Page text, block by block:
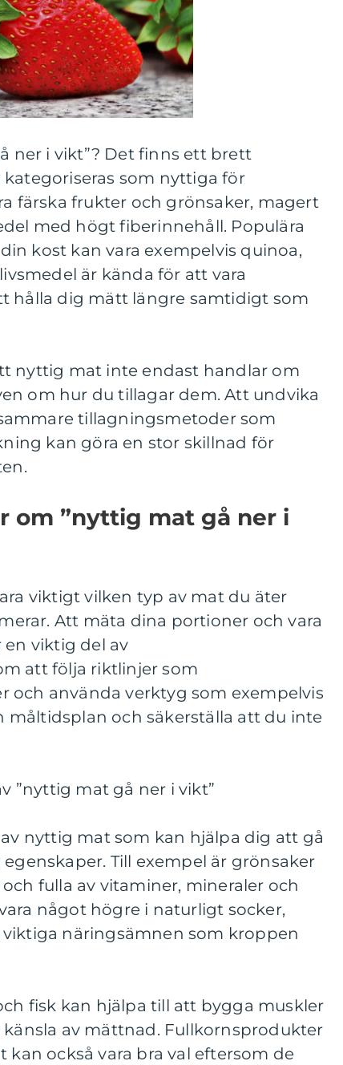
ner i vikt”? Det finns ett brett
som nyttiga för
färska frukter och grönsaker, magert
med högt fiberinnehåll. Populära
kost kan vara exempelvis quinoa,
är kända för att vara
hålla dig mätt längre samtidigt som
nyttig mat inte endast handlar om
om hur du tillagar dem. Att undvika
tillagningsmetoder som
kan göra en stor skillnad för
om ”nyttig mat gå ner i
viktigt vilken typ av mat du äter
Att mäta dina portioner och vara
viktig del av
att följa riktlinjer som
och använda verktyg som exempelvis
måltidsplan och säkerställa att du inte
”nyttig mat gå ner i vikt”
nyttig mat som kan hjälpa dig att gå
Till exempel är grönsaker
fulla av vitaminer, mineraler och
något högre i naturligt socker,
näringsämnen som kroppen
fisk kan hjälpa till att bygga muskler
av mättnad. Fullkornsprodukter
också vara bra val eftersom de